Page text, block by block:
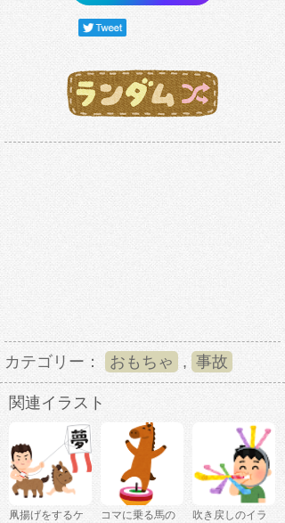
カテゴリー： おもちゃ , 事故
関連イラスト
凧揚げをするケ
コマに乗る馬の
吹き戻しのイラ